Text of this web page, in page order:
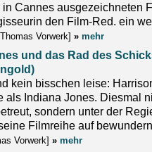
in Cannes ausgezeichneten
den Film-Red. ein
Vorwerk] » mehr
und das Rad des
kein bisschen leise:
als Indiana Jones. Diesmal
sondern unter der
Filmreihe auf
Vorwerk] » mehr